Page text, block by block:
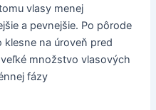
vlasy menej
a pevnejšie. Po pôrode
na úroveň pred
množstvo vlasových
fázy